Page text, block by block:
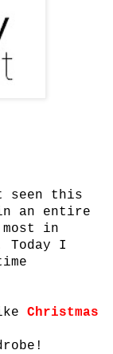
seen this
an entire
in
Today I
Christmas